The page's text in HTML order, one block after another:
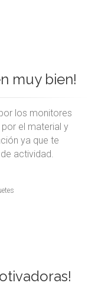
muy bien!
los monitores
el material y
ya que te
actividad.